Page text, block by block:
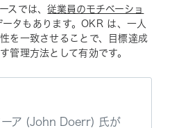
スでは、従業員のモチベーショ
タもあります。OKR は、一人
を一致させることで、目標達成
管理方法として有効です。
ア (John Doerr) 氏が